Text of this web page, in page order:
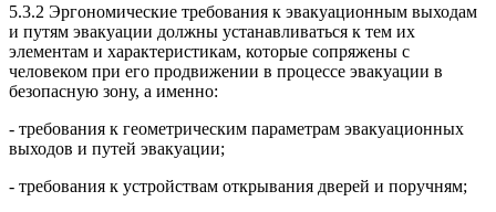
5.3.2 Эргономические требования к эвакуационным выходам
и путям эвакуации должны устанавливаться к тем их
элементам и характеристикам, которые сопряжены с
человеком при его продвижении в процессе эвакуации в
безопасную зону, а именно:
- требования к геометрическим параметрам эвакуационных
выходов и путей эвакуации;
- требования к устройствам открывания дверей и поручням;